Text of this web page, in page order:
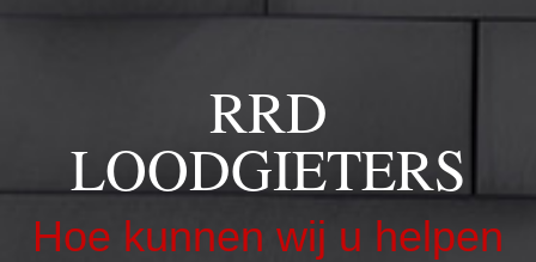
RRD
LOODGIETERS
Hoe kunnen wij u helpen